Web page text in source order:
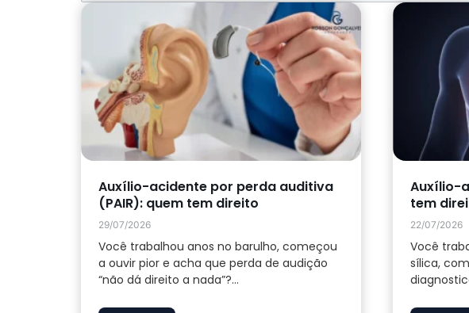
Auxílio-acidente por perda auditiva
(PAIR): quem tem direito
29/07/2026
Você trabalhou anos no barulho, começou
a ouvir pior e acha que perda de audição
“não dá direito a nada”?...
Auxílio-
tem
22/07/2026
Você
sílica,